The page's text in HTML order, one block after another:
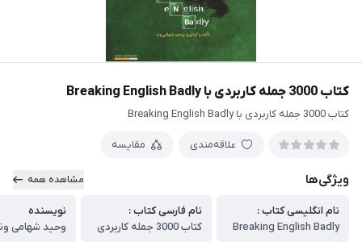
کتاب 3000 جمله کاربردی با Breaking English Badly
کتاب 3000 جمله کاربردی با Breaking English Badly
علاقه‌مندی مقایسه
ویژگی‌ها مشاهده همه
نام انگلیسی کتاب :
Breaking English Badly
نام فارسی کتاب :
کتاب 3000 جمله کاربردی
نویسنده
وحید شهامی